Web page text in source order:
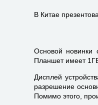
В Китае
Основой новинки
Планшет имеет
Дисплей
разрешение
Помимо этого,